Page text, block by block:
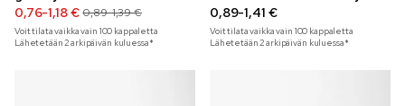
kosketusnäyttöpäällä,
nelivärinen
0,76-1,18 € 0,89-1,39 €
Voit tilata vaikka vain 100 kappaletta
Lähetetään 2 arkipäivän kuluessa*
0,89-1,41 €
Voit tilata vaikka vain 100 kappaletta
Lähetetään 2 arkipäivän kuluessa*